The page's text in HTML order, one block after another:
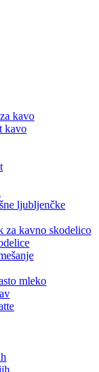
kavo
kavo
ljubljenčke
za kavno skodelico
mleko